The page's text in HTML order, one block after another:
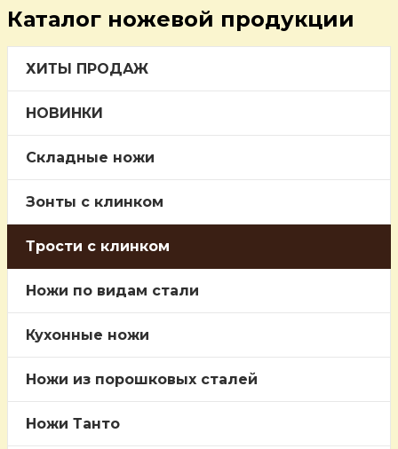
Каталог ножевой продукции
ХИТЫ ПРОДАЖ
НОВИНКИ
Складные ножи
Зонты с клинком
Трости c клинком
Ножи по видам стали
Кухонные ножи
Ножи из порошковых сталей
Ножи Танто